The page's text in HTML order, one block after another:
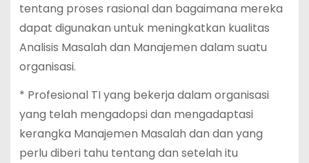
tentang proses rasional dan bagaimana mereka
dapat digunakan untuk meningkatkan kualitas
Analisis Masalah dan Manajemen dalam suatu
organisasi.
* Profesional TI yang bekerja dalam organisasi
yang telah mengadopsi dan mengadaptasi
kerangka Manajemen Masalah dan dan yang
perlu diberi tahu tentang dan setelah itu